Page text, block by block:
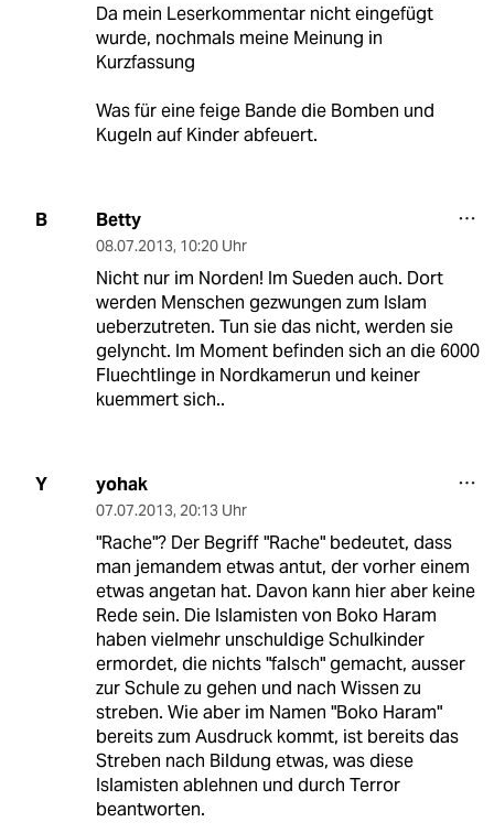
Da mein Leserkommentar nicht eingefügt
wurde, nochmals meine Meinung in
Kurzfassung
Was für eine feige Bande die Bomben und
Kugeln auf Kinder abfeuert.
B Betty
08.07.2013, 10:20 Uhr
Nicht nur im Norden! Im Sueden auch. Dort
werden Menschen gezwungen zum Islam
ueberzutreten. Tun sie das nicht, werden sie
gelyncht. Im Moment befinden sich an die 6000
Fluechtlinge in Nordkamerun und keiner
kuemmert sich..
Y yohak
07.07.2013, 20:13 Uhr
"Rache"? Der Begriff "Rache" bedeutet, dass
man jemandem etwas antut, der vorher einem
etwas angetan hat. Davon kann hier aber keine
Rede sein. Die Islamisten von Boko Haram
haben vielmehr unschuldige Schulkinder
ermordet, die nichts "falsch" gemacht, ausser
zur Schule zu gehen und nach Wissen zu
streben. Wie aber im Namen "Boko Haram"
bereits zum Ausdruck kommt, ist bereits das
Streben nach Bildung etwas, was diese
Islamisten ablehnen und durch Terror
beantworten.